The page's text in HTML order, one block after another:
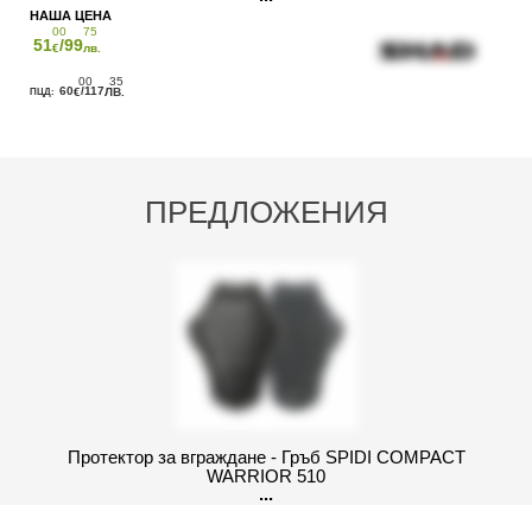
ПРЕДЛОЖЕНИЯ
Протектор за вграждане - Гръб SPIDI COMPACT
WARRIOR 510
51
00
€/99
75
лв.
60
00
€/117
35
ЛВ.